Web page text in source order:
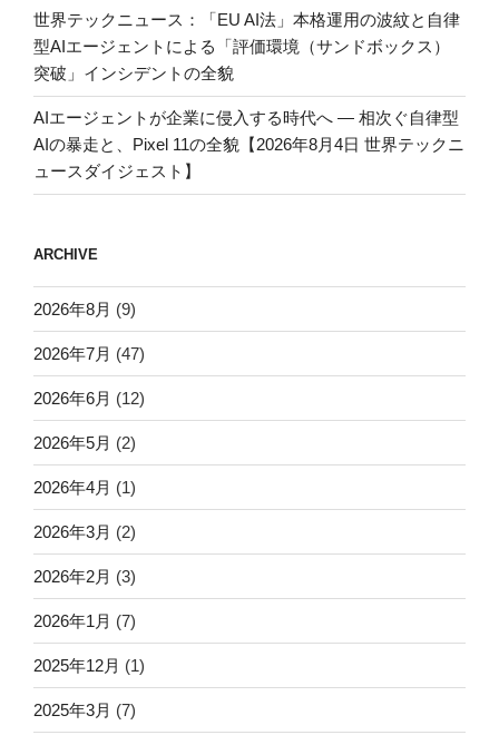
世界テックニュース：「EU AI法」本格運用の波紋と自律
型AIエージェントによる「評価環境（サンドボックス）
突破」インシデントの全貌
AIエージェントが企業に侵入する時代へ — 相次ぐ自律型
AIの暴走と、Pixel 11の全貌【2026年8月4日 世界テックニ
ュースダイジェスト】
ARCHIVE
2026年8月 (9)
2026年7月 (47)
2026年6月 (12)
2026年5月 (2)
2026年4月 (1)
2026年3月 (2)
2026年2月 (3)
2026年1月 (7)
2025年12月 (1)
2025年3月 (7)